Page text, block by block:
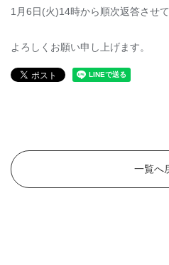
1月6日(火)14時から順次返答させて
よろしくお願い申し上げます。
一覧へ